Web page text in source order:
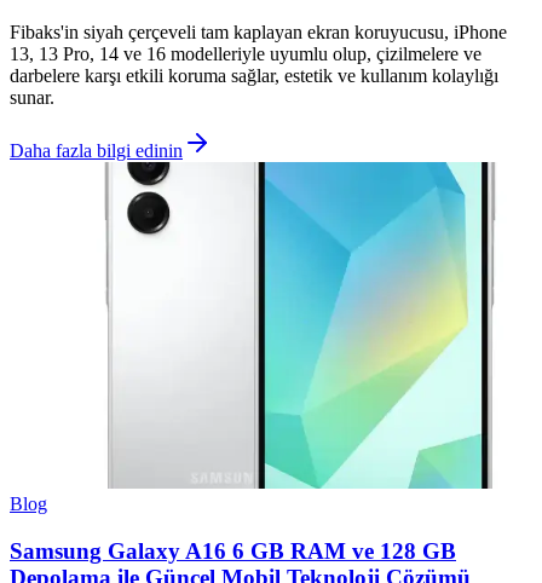
Fibaks'in siyah çerçeveli tam kaplayan ekran koruyucusu, iPhone
13, 13 Pro, 14 ve 16 modelleriyle uyumlu olup, çizilmelere ve
darbelere karşı etkili koruma sağlar, estetik ve kullanım kolaylığı
sunar.
Daha fazla bilgi edinin
Blog
Samsung Galaxy A16 6 GB RAM ve 128 GB
Depolama ile Güncel Mobil Teknoloji Çözümü